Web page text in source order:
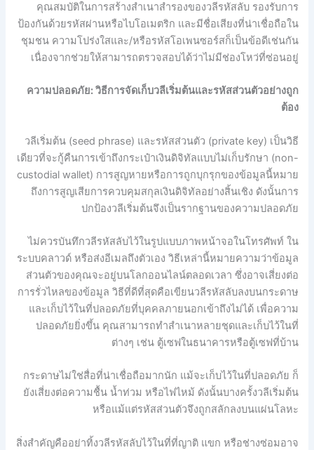
คุณสมบัติในการสร้างสำเนาสำรองของวลีรหัสลับ รองรับการ
ป้องกันด้วยรหัสผ่านหรือไบโอเมตริก และมีชื่อเสียงที่น่าเชื่อถือใน
ชุมชน ความโปร่งใสและ/หรือรหัสโอเพนซอร์สก็เป็นข้อดีเช่นกัน
เนื่องจากช่วยให้สามารถตรวจสอบได้ว่าไม่มีช่องโหว่ที่ซ่อนอยู่
ความปลอดภัย: วิธีการจัดเก็บวลีเริ่มต้นและรหัสส่วนตัวอย่างถูก
ต้อง
วลีเริ่มต้น (seed phrase) และรหัสส่วนตัว (private key) เป็นวิธี
เดียวที่จะกู้คืนการเข้าถึงกระเป๋าเงินดิจิทัลแบบไม่เก็บรักษา (non-
custodial wallet) การสูญหายหรือการถูกบุกรุกของข้อมูลนี้หมาย
ถึงการสูญเสียการควบคุมสกุลเงินดิจิทัลอย่างสิ้นเชิง ดังนั้นการ
ปกป้องวลีเริ่มต้นจึงเป็นรากฐานของความปลอดภัย
ไม่ควรบันทึกวลีรหัสลับไว้ในรูปแบบภาพหน้าจอในโทรศัพท์ ใน
ระบบคลาวด์ หรือส่งอีเมลถึงตัวเอง วิธีเหล่านี้หมายความว่าข้อมูล
ส่วนตัวของคุณจะอยู่บนโลกออนไลน์ตลอดเวลา ซึ่งอาจเสี่ยงต่อ
การรั่วไหลของข้อมูล วิธีที่ดีที่สุดคือเขียนวลีรหัสลับลงบนกระดาษ
และเก็บไว้ในที่ปลอดภัยที่บุคคลภายนอกเข้าถึงไม่ได้ เพื่อความ
ปลอดภัยยิ่งขึ้น คุณสามารถทำสำเนาหลายชุดและเก็บไว้ในที่
ต่างๆ เช่น ตู้เซฟในธนาคารหรือตู้เซฟที่บ้าน
กระดาษไม่ใช่สื่อที่น่าเชื่อถือมากนัก แม้จะเก็บไว้ในที่ปลอดภัย ก็
ยังเสี่ยงต่อความชื้น น้ำท่วม หรือไฟไหม้ ดังนั้นบางครั้งวลีเริ่มต้น
หรือแม้แต่รหัสส่วนตัวจึงถูกสลักลงบนแผ่นโลหะ
สิ่งสำคัญคืออย่าทิ้งวลีรหัสลับไว้ในที่ที่ญาติ แขก หรือช่างซ่อมอาจ